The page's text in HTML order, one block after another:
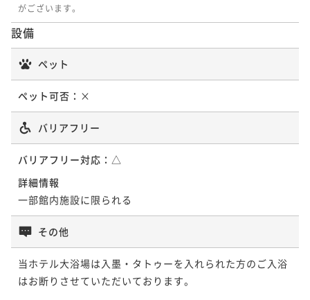
がございます。
設備
ペット
ペット可否： ×
バリアフリー
バリアフリー対応： △
詳細情報
一部館内施設に限られる
その他
当ホテル大浴場は入墨・タトゥーを入れられた方のご入浴
はお断りさせていただいております。